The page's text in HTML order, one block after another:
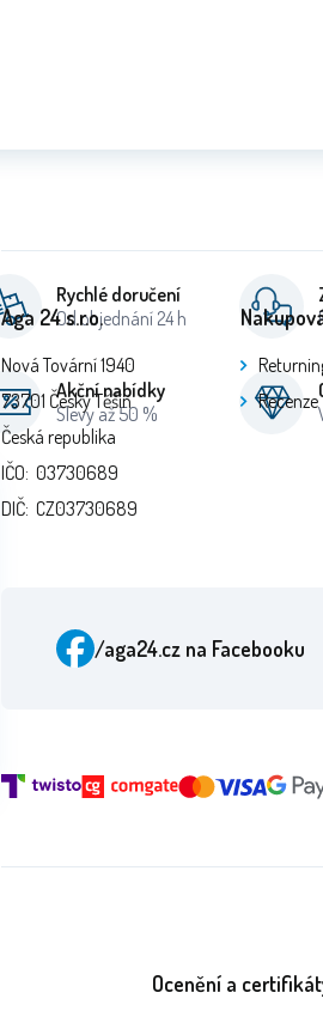
Rychlé doručení
Od objednání 24 h
Akční nabídky
Slevy až 50 %
Aga 24 s.r.o.
Nová Tovární 1940
73701 Český Těšín
Česká republika
IČO: 03730689
DIČ: CZ03730689
Recenze
/aga24.cz na Facebooku
Ocenění a